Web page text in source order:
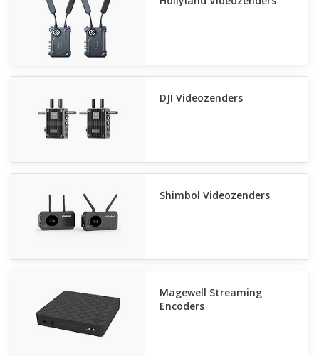
DJI Videozenders
Shimbol Videozenders
Magewell Streaming
Encoders